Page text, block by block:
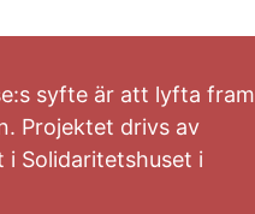
syfte är att lyfta fram
Projektet drivs av
i Solidaritetshuset i